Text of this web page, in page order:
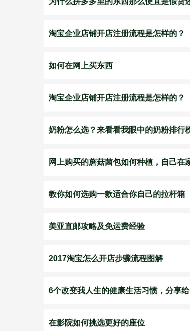
淘宝企业店铺开店注册流程是怎样的？
如何在网上买东西
淘宝企业店铺开店注册流程是怎样的？
奶粉怎么选？来看看我眼中的奶粉排行
网上购买的蘑菇菌包如何种植，自己在
教你如何选购一款适合你自己的拉杆箱
美亚直邮攻略及免运费经验
2017淘宝怎么开店步骤流程图解
6个改变我人生的健康生活习惯，分享
在影院如何挑选更好的座位